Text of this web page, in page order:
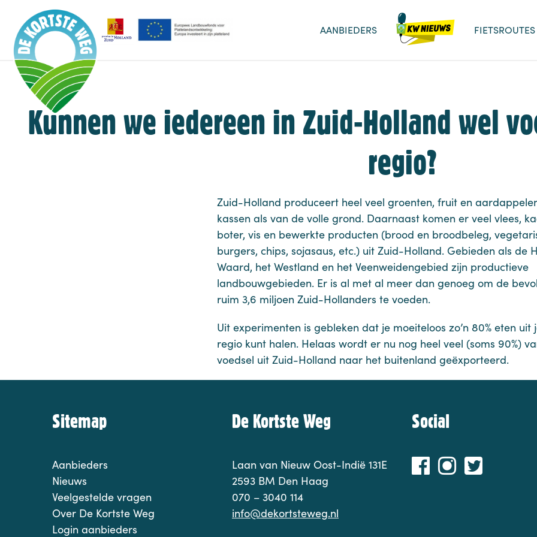
AANBIEDERS FIETSROUTES
Kunnen we iedereen in Zuid-Holland wel
regio?
Zuid-Holland produceert heel veel groenten, fruit en
kassen als van de volle grond. Daarnaast komen er veel vlees,
boter, vis en bewerkte producten (brood en broodbeleg,
burgers, chips, sojasaus, etc.) uit Zuid-Holland. Gebieden als de
Waard, het Westland en het Veenweidengebied zijn productieve
landbouwgebieden. Er is al met al meer dan genoeg om de
ruim 3,6 miljoen Zuid-Hollanders te voeden.
Uit experimenten is gebleken dat je moeiteloos zo’n 80% eten uit
regio kunt halen. Helaas wordt er nu nog heel veel (soms 90%)
voedsel uit Zuid-Holland naar het buitenland geëxporteerd.
Sitemap
Aanbieders
Nieuws
Veelgestelde vragen
Over De Kortste Weg
Login aanbieders
De Kortste Weg
Laan van Nieuw Oost-Indië 131E
2593 BM Den Haag
070 – 3040 114
info@dekortsteweg.nl
Social